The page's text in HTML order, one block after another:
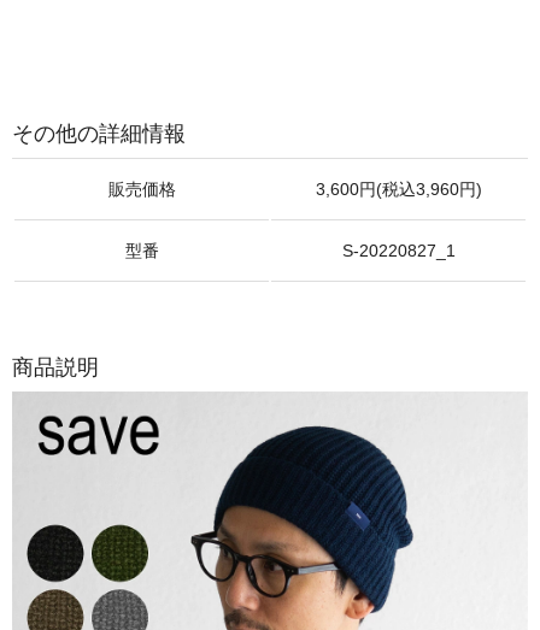
その他の詳細情報
販売価格 3,600円(税込3,960円)
型番 S-20220827_1
商品説明